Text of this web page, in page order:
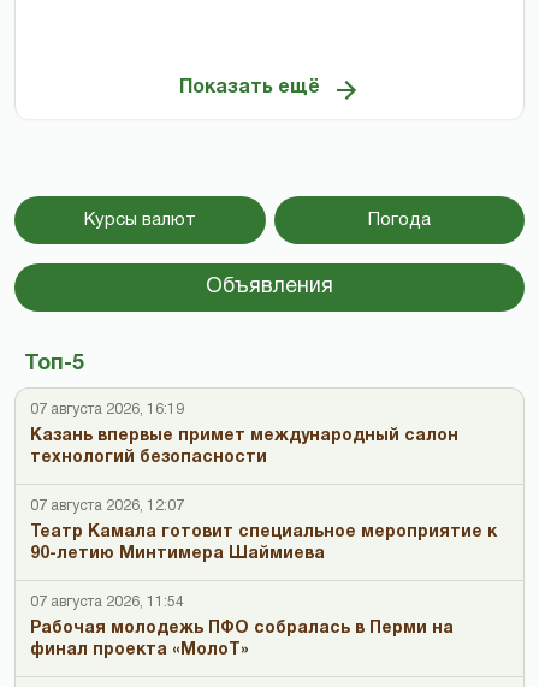
Показать ещё
Курсы валют Погода
Объявления
Топ-5
07 августа 2026, 16:19
Казань впервые примет международный салон
технологий безопасности
07 августа 2026, 12:07
Театр Камала готовит специальное мероприятие к
90-летию Минтимера Шаймиева
07 августа 2026, 11:54
Рабочая молодежь ПФО собралась в Перми на
финал проекта «МолоТ»